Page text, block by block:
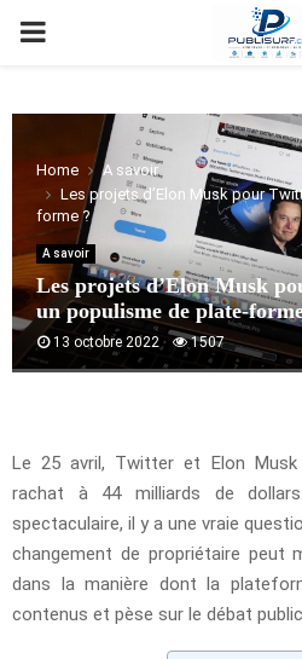
PRIMARY
Home
A savoir
Les projets d’Elon Musk pour
forme ?
A savoir
Les projets d’Elon Musk
un populisme de plate-
13 octobre 2022 1507
Le 25 avril, Twitter et Elon
rachat à 44 milliards de
spectaculaire, il y a une vraie
changement de propriétaire peut
dans la manière dont la
contenus et pèse sur le débat